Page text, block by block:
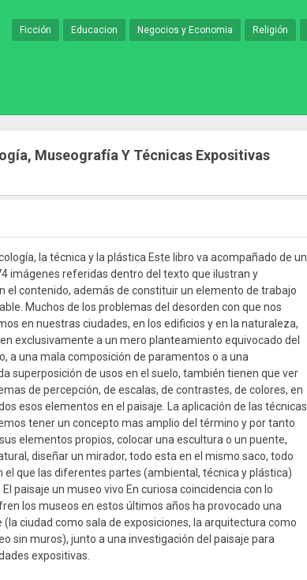
Ficción Educacion Negocios y Economia Religión
Museografía Y Técnicas Expositivas
la técnica y la plástica Este libro va acompañado de un
imágenes referidas dentro del texto que ilustran y
el contenido, además de constituir un elemento de trabajo
Muchos de los problemas del desorden con que nos
en nuestras ciudades, en los edificios y en la naturaleza,
exclusivamente a un mero planteamiento equivocado del
a una mala composición de paramentos o a una
superposición de usos en el suelo, también tienen que ver
de percepción, de escalas, de contrastes, de colores, en
esos elementos en el paisaje. La aplicación de las técnicas
tener un concepto mas amplio del término y por tanto
elementos propios, colocar una escultura o un puente,
diseñar un mirador, todo esta en el mismo saco, todo
el que las diferentes partes (ambiental, técnica y plástica)
paisaje un museo vivo En curiosa coincidencia con lo
los museos en estos últimos años ha provocado una
(la ciudad como sala de exposiciones, la arquitectura como
sin muros), junto a una investigación del paisaje para
expositivas.